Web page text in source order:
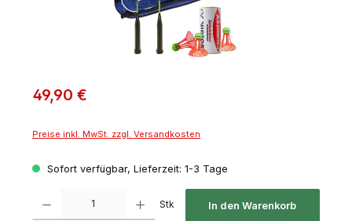
49,90 €
Preise inkl. MwSt. zzgl. Versandkosten
Sofort verfügbar, Lieferzeit: 1-3 Tage
Stk In den Warenkorb